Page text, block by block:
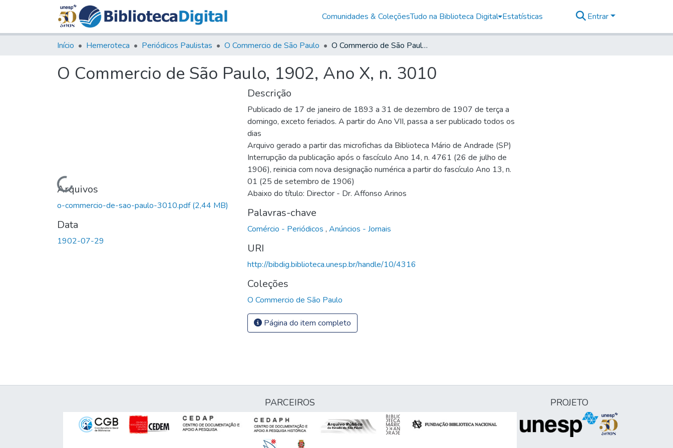
Comunidades & ColeçõesTudo na Biblioteca Digital Estatísticas Entrar
Início Hemeroteca Periódicos Paulistas O Commercio de São Paulo O Commercio de São Paulo, 1902, Ano X, n. 3010
O Commercio de São Paulo, 1902, Ano X, n. 3010
Carregando...
Arquivos
o-commercio-de-sao-paulo-3010.pdf(2,44 MB)
Data
1902-07-29
Descrição
Publicado de 17 de janeiro de 1893 a 31 de dezembro de 1907 de terça a
domingo, exceto feriados. A partir do Ano VII, passa a ser publicado todos os
dias
Arquivo gerado a partir das microfichas da Biblioteca Mário de Andrade (SP)
Interrupção da publicação após o fascículo Ano 14, n. 4761 (26 de julho de
1906), reinicia com nova designação numérica a partir do fascículo Ano 13, n.
01 (25 de setembro de 1906)
Abaixo do título: Director - Dr. Affonso Arinos
Palavras-chave
Comércio - Periódicos , Anúncios - Jornais
URI
http://bibdig.biblioteca.unesp.br/handle/10/4316
Coleções
O Commercio de São Paulo
Página do item completo
PARCEIROS PROJETO